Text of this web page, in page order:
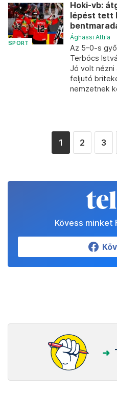
SPORT
Hoki-vb:
lépést tett
Ághassi Attila
Az 5–0-s
Terbócs
Jó volt
feljutó
nemzetnek
1 2 3
Kövess minket